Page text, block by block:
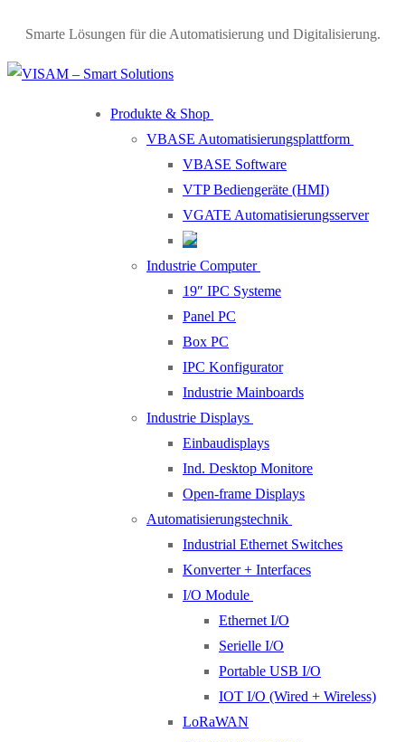
Smarte Lösungen für die Automatisierung und Digitalisierung.
Produkte & Shop
VBASE Automatisierungsplattform
VBASE Software
VTP Bediengeräte (HMI)
VGATE Automatisierungsserver
Industrie Computer
19″ IPC Systeme
Panel PC
Box PC
IPC Konfigurator
Industrie Mainboards
Industrie Displays
Einbaudisplays
Ind. Desktop Monitore
Open-frame Displays
Automatisierungstechnik
Industrial Ethernet Switches
Konverter + Interfaces
I/O Module
Ethernet I/O
Serielle I/O
Portable USB I/O
IOT I/O (Wired + Wireless)
LoRaWAN